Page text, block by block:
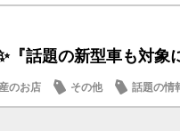
『話題の新型車も対象
のお店 その他 話題の情